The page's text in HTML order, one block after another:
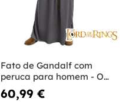
Fato de Gandalf com
peruca para homem - O
Senhor dos Anéis
60,99 €